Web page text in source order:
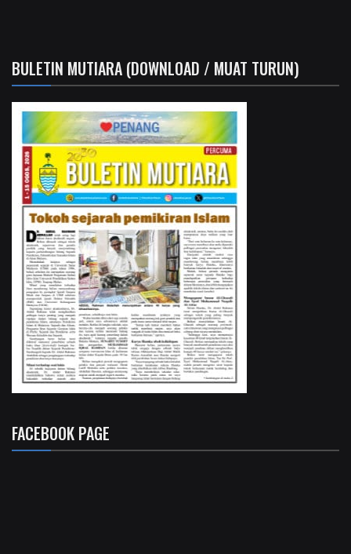
BULETIN MUTIARA (DOWNLOAD / MUAT TURUN)
FACEBOOK PAGE